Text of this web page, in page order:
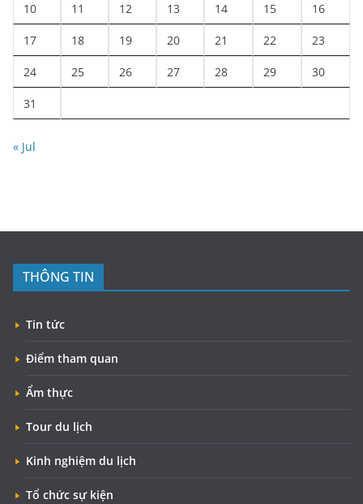
10 11 12 13 14 15 16
17 18 19 20 21 22 23
24 25 26 27 28 29 30
31
« Jul
THÔNG TIN
Tin tức
Điểm tham quan
Ẩm thực
Tour du lịch
Kinh nghiệm du lịch
Tổ chức sự kiện